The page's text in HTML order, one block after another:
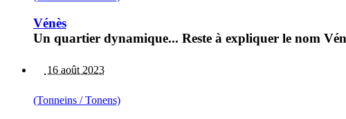
Vénès
Un quartier dynamique... Reste à expliquer le nom
16 août 2023
(Tonneins / Tonens)